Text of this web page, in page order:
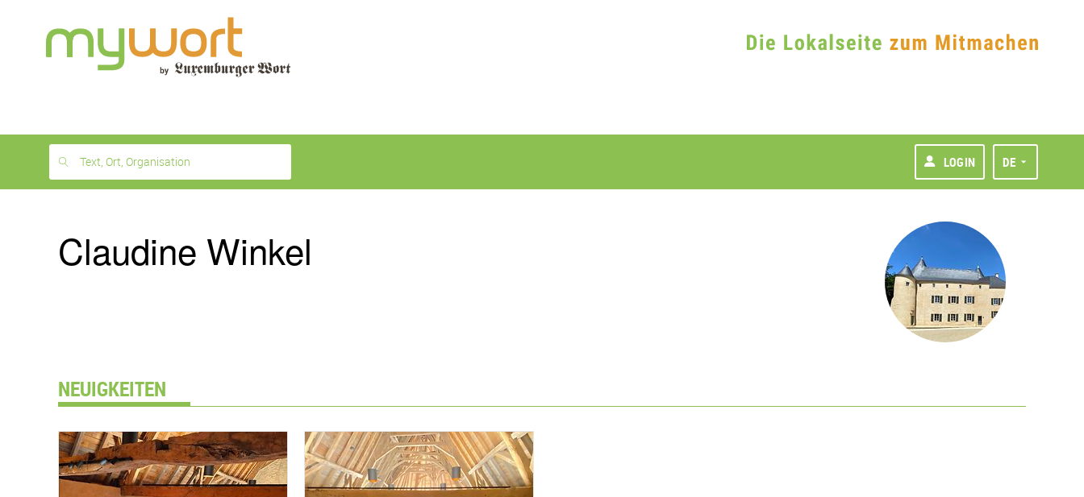
month
free
Text, Ort, Organisation LOGIN DE
Claudine Winkel
NEUIGKEITEN